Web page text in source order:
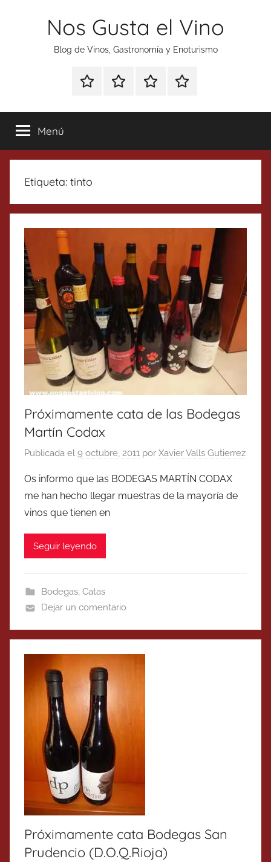
Nos Gusta el Vino
Blog de Vinos, Gastronomía y Enoturismo
Especial
Tonics
Enoturismo
Gastronomía
RankingContacto
Menú
Etiqueta: tinto
Próximamente cata de las Bodegas
Martín Codax
Publicada el 9 octubre, 2011 por Xavier Valls Gutierrez
Os informo que las BODEGAS MARTÍN CODAX
me han hecho llegar muestras de la mayoría de
vinos que tienen en
Seguir leyendo
Bodegas, Catas
Dejar un comentario
Próximamente cata Bodegas San
Prudencio (D.O.Q.Rioja)